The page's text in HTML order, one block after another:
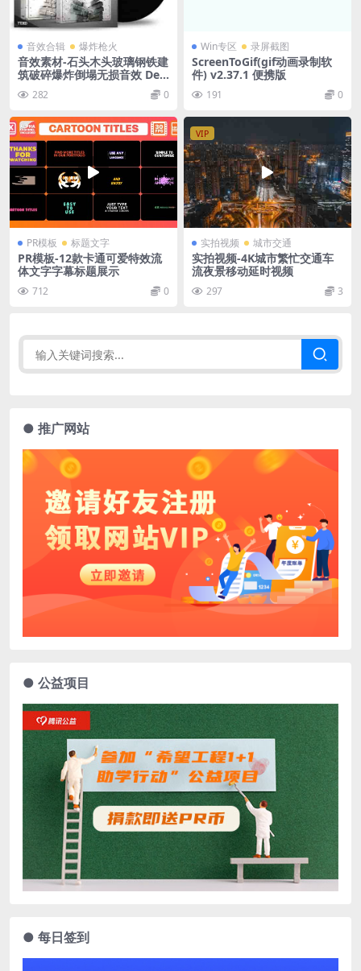
音效合辑 爆炸枪火
音效素材-石头木头玻璃钢铁建
筑破碎爆炸倒塌无损音效 Deb
282 0
Win专区 录屏截图
ScreenToGif(gif动画录制软
件) v2.37.1 便携版
191 0
PR模板 标题文字
PR模板-12款卡通可爱特效流
体文字字幕标题展示
712 0
VIP
实拍视频 城市交通
实拍视频-4K城市繁忙交通车
流夜景移动延时视频
297 3
● 推广网站
● 公益项目
● 每日签到